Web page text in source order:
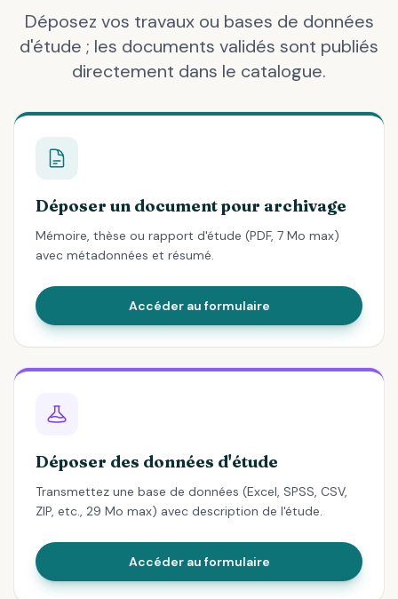
Déposez vos travaux ou bases de données
d'étude ; les documents validés sont publiés
directement dans le catalogue.
Déposer un document pour archivage
Mémoire, thèse ou rapport d'étude (PDF, 7 Mo max)
avec métadonnées et résumé.
Accéder au formulaire
Déposer des données d'étude
Transmettez une base de données (Excel, SPSS, CSV,
ZIP, etc., 29 Mo max) avec description de l'étude.
Accéder au formulaire